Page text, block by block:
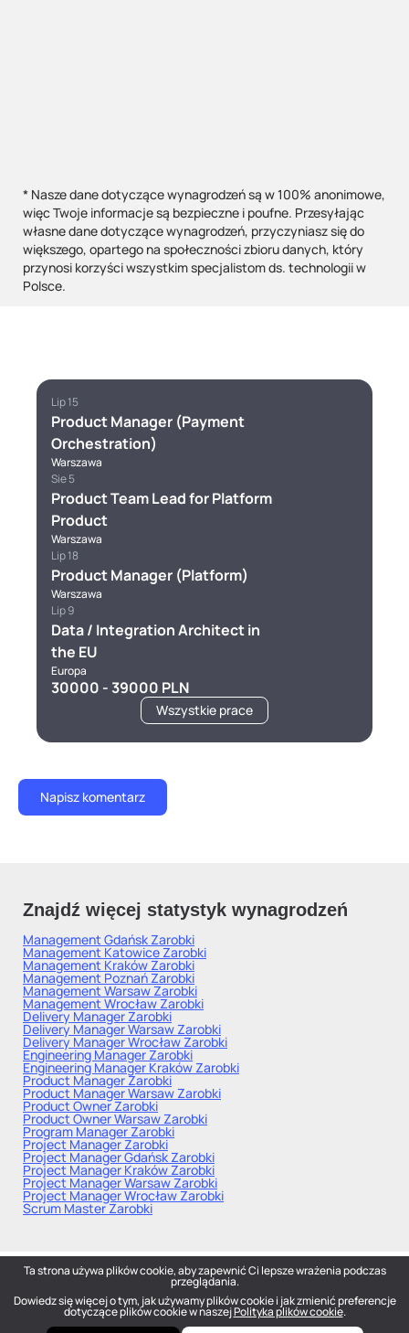
* Nasze dane dotyczące wynagrodzeń są w 100% anonimowe,
więc Twoje informacje są bezpieczne i poufne. Przesyłając
własne dane dotyczące wynagrodzeń, przyczyniasz się do
większego, opartego na społeczności zbioru danych, który
przynosi korzyści wszystkim specjalistom ds. technologii w
Polsce.
Lip 15
Product Manager (Payment
Orchestration)
Warszawa
Sie 5
Product Team Lead for Platform
Product
Warszawa
Lip 18
Product Manager (Platform)
Warszawa
Lip 9
Data / Integration Architect in
the EU
Europa
30000 - 39000 PLN
Wszystkie prace
Znajdź więcej statystyk wynagrodzeń
Management GdańskZarobki
Management KatowiceZarobki
Management KrakówZarobki
Management PoznańZarobki
Management WarsawZarobki
Management WrocławZarobki
Delivery ManagerZarobki
Delivery Manager WarsawZarobki
Delivery Manager WrocławZarobki
Engineering ManagerZarobki
Engineering Manager KrakówZarobki
Product ManagerZarobki
Product Manager WarsawZarobki
Product OwnerZarobki
Product Owner WarsawZarobki
Program ManagerZarobki
Project ManagerZarobki
Project Manager GdańskZarobki
Project Manager KrakówZarobki
Project Manager WarsawZarobki
Project Manager WrocławZarobki
Scrum MasterZarobki
DOU— Polish Tech Community © 2026
hello@dou.eu
Polityka prywatności Warunki Polityka redakcyjna
Ta strona używa plików cookie, aby zapewnić Ci lepsze wrażenia podczas
przeglądania.
Dowiedz się więcej o tym, jak używamy plików cookie i jak zmienić preferencje
dotyczące plików cookie w naszejPolityka plików cookie.